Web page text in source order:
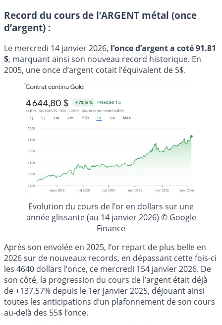
Record du cours de l’ARGENT métal (once
d’argent) :
Le mercredi 14 janvier 2026, l’once d’argent a coté 91.81
$, marquant ainsi son nouveau record historique. En
2005, une once d’argent cotait l’équivalent de 5$.
Evolution du cours de l’or en dollars sur une
année glissante (au 14 janvier 2026) © Google
Finance
Après son envolée en 2025, l’or repart de plus belle en
2026 sur de nouveaux records, en dépassant cette fois-ci
les 4640 dollars l’once, ce mercredi 154 janvier 2026. De
son côté, la progression du cours de l’argent était déjà
de +137.57% depuis le 1er janvier 2025, déjouant ainsi
toutes les anticipations d’un plafonnement de son cours
au-delà des 55$ l’once.